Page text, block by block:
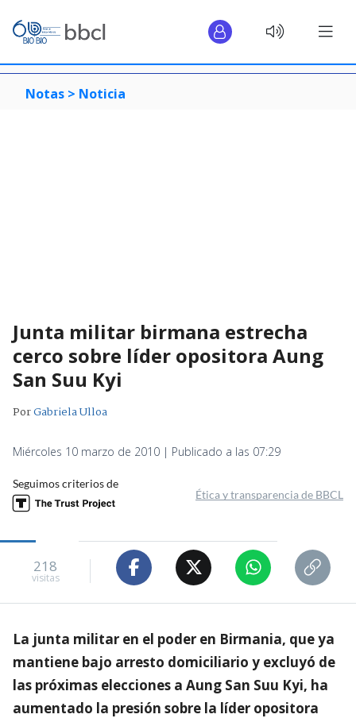
Notas > Noticia
Junta militar birmana estrecha
cerco sobre líder opositora Aung
San Suu Kyi
PorGabriela Ulloa
Miércoles 10 marzo de 2010 | Publicado a las 07:29
Seguimos criterios de
Ética y transparencia de BBCL
218
visitas
La junta militar en el poder en Birmania, que ya
mantiene bajo arresto domiciliario y excluyó de
las próximas elecciones a Aung San Suu Kyi, ha
aumentado la presión sobre la líder opositora